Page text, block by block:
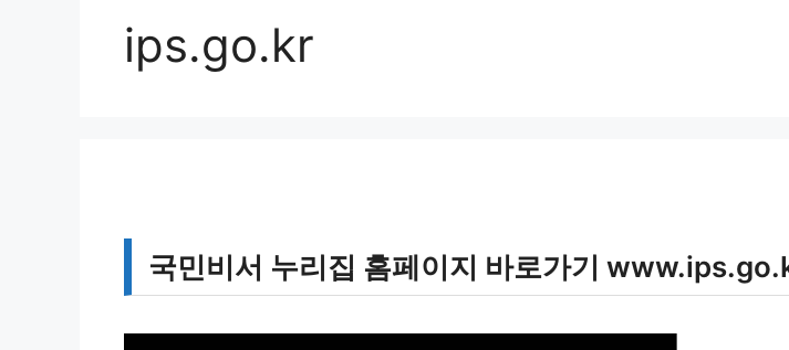
ips.go.kr
국민비서 누리집 홈페이지 바로가기